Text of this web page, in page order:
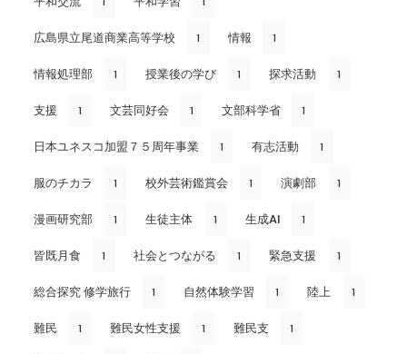
広島県立尾道商業高等学校 1 情報 1
情報処理部 1 授業後の学び 1 探求活動 1
支援 1 文芸同好会 1 文部科学省 1
日本ユネスコ加盟７５周年事業 1 有志活動 1
服のチカラ 1 校外芸術鑑賞会 1 演劇部 1
漫画研究部 1 生徒主体 1 生成AI 1
皆既月食 1 社会とつながる 1 緊急支援 1
総合探究 修学旅行 1 自然体験学習 1 陸上 1
難民 1 難民女性支援 1 難民支 1